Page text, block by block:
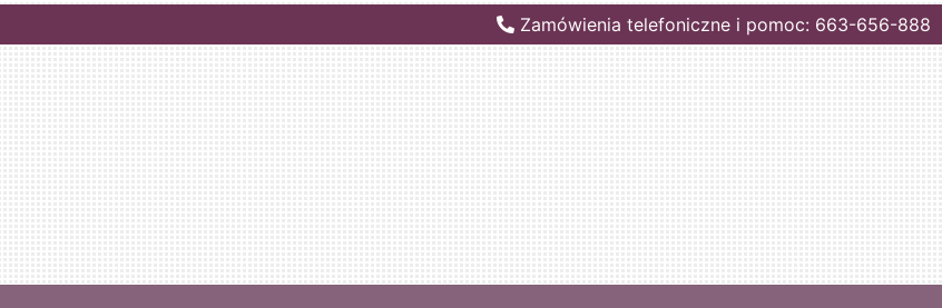
Zamówienia telefoniczne i pomoc: 663-656-888